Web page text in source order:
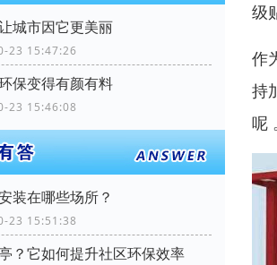
城市因它更美丽
23 15:47:26
保变得有颜有料
23 15:46:08
装在哪些场所？
23 15:51:38
？它如何提升社区环保效率
级
作
持
呢